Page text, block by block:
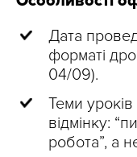
Дата
форматі
04/09).
Теми
відмінку:
робота”, а